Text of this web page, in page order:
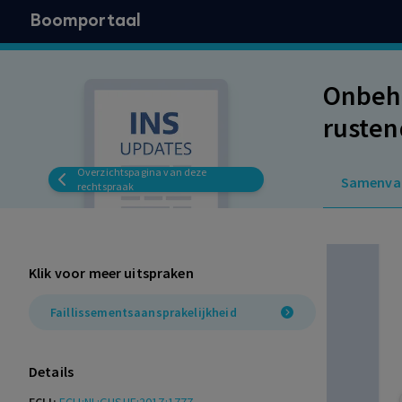
Boomportaal
Overzichtspagina van deze
rechtspraak
Klik voor meer uitspraken
Faillissementsaansprakelijkheid
Details